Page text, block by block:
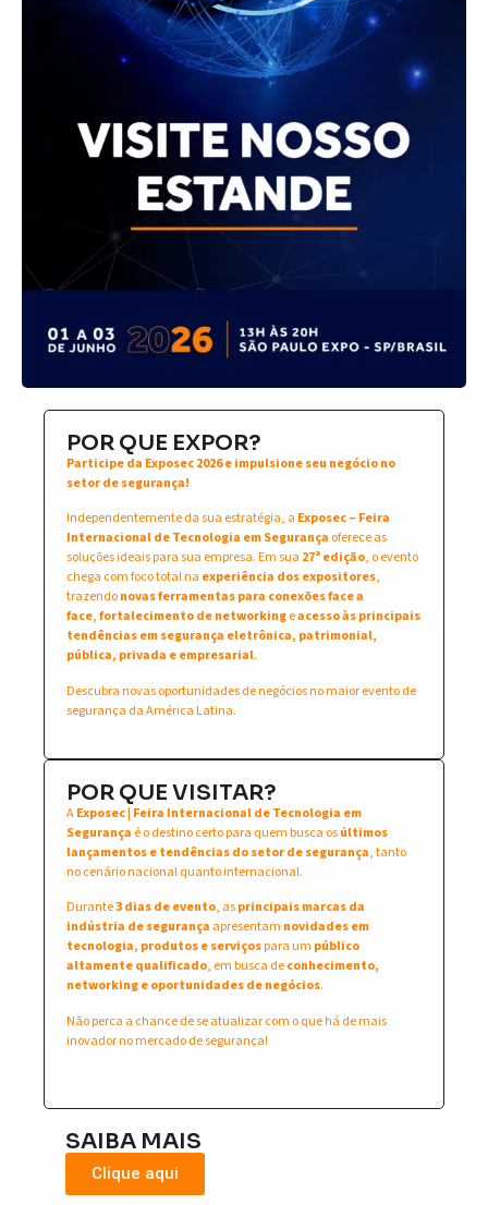
POR QUE EXPOR?
Participe da Exposec 2026 e impulsione seu negócio no
setor de segurança!
Independentemente da sua estratégia, a Exposec – Feira
Internacional de Tecnologia em Segurança oferece as
soluções ideais para sua empresa. Em sua 27ª edição, o evento
chega com foco total na experiência dos expositores,
trazendonovas ferramentas para conexões face a
face,fortalecimento de networkingeacesso às principais
tendências em segurança eletrônica, patrimonial,
pública, privada e empresarial.
Descubra novas oportunidades de negócios no maior evento de
segurança da América Latina.
POR QUE VISITAR?
AExposec | Feira Internacional de Tecnologia em
Segurança é o destino certo para quem busca osúltimos
lançamentos e tendências do setor de segurança, tanto
no cenário nacional quanto internacional.
Durante3 dias de evento, asprincipais marcas da
indústria de segurança apresentam novidades em
tecnologia, produtos e serviçospara um público
altamente qualificado, em busca deconhecimento,
networking e oportunidades de negócios.
Não perca a chance de se atualizar com o que há de mais
inovador no mercado de segurança!
SAIBA MAIS
Clique aqui